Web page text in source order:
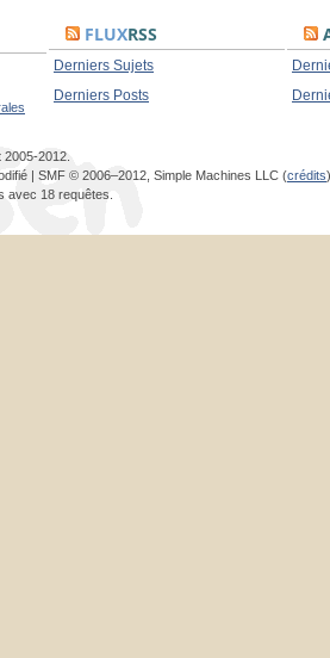
FLUXRSS
Derniers Sujets
Derniers Posts
2012.
| SMF © 2006–2012, Simple Machines LLC (crédits)
avec 18 requêtes.